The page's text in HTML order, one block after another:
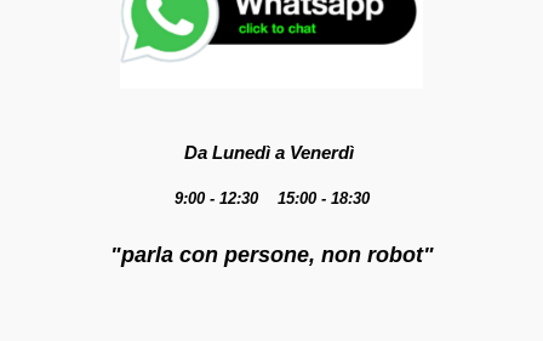
Da Lunedì a Venerdì
9:00 - 12:30 15:00 - 18:30
"parla con persone, non robot"